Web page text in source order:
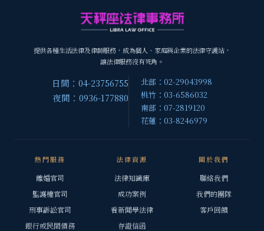
提供各種生活法律及律師服務，成為個人、家庭與企業的法律守護站，
讓法律服務沒有死角。
日間：04-23756755
夜間：0936-177880
北部：02-29043998
桃竹：03-6586032
南部：07-2819120
花蓮：03-8246979
熱門服務
離婚官司
監護權官司
刑事訴訟官司
銀行或民間債務
法律資源
法律知識庫
成功案例
看新聞學法律
存證信函
關於我們
聯絡我們
我們的團隊
客戶回饋